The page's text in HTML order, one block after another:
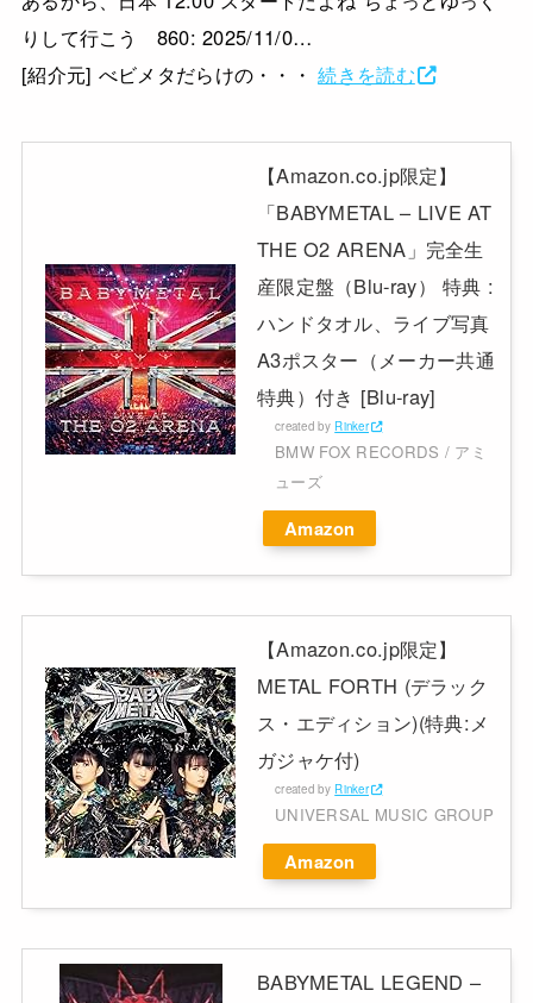
りして行こう 860: 2025/11/0…
[紹介元] べビメタだらけの・・・続きを読む
【Amazon.co.jp限定】
「BABYMETAL – LIVE AT
THE O2 ARENA」完全生
産限定盤（Blu-ray） 特典 :
ハンドタオル、ライブ写真
A3ポスター（メーカー共通
特典）付き [Blu-ray]
created by Rinker
BMW FOX RECORDS / アミ
ューズ
Amazon
【Amazon.co.jp限定】
METAL FORTH (デラック
ス・エディション)(特典:メ
ガジャケ付)
created by Rinker
UNIVERSAL MUSIC GROUP
Amazon
BABYMETAL LEGEND –